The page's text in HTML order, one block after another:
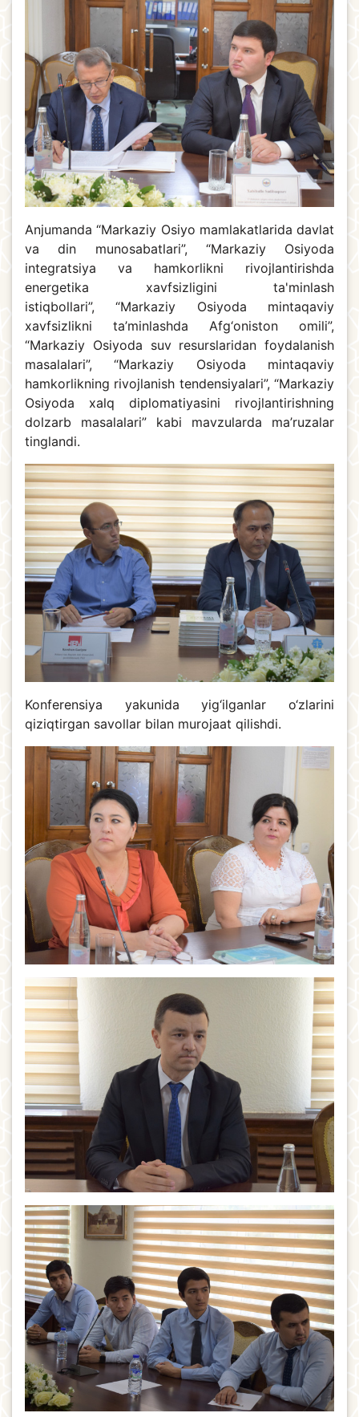
Anjumanda “Markaziy Osiyo mamlakatlarida davlat
va din munosabatlari”, “Markaziy Osiyoda
integratsiya va hamkorlikni rivojlantirishda
energetika xavfsizligini ta'minlash
istiqbollari”, “Markaziy Osiyoda mintaqaviy
xavfsizlikni ta’minlashda Afg‘oniston omili”,
“Markaziy Osiyoda suv resurslaridan foydalanish
masalalari”, “Markaziy Osiyoda mintaqaviy
hamkorlikning rivojlanish tendensiyalari”, “Markaziy
Osiyoda xalq diplomatiyasini rivojlantirishning
dolzarb masalalari” kabi mavzularda ma’ruzalar
tinglandi.
Konferensiya yakunida yig‘ilganlar o‘zlarini
qiziqtirgan savollar bilan murojaat qilishdi.